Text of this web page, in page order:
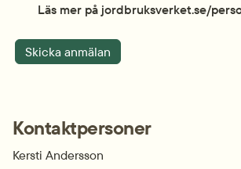
Läs mer på jordbruksverket.se/
Kontaktpersoner
Kersti Andersson